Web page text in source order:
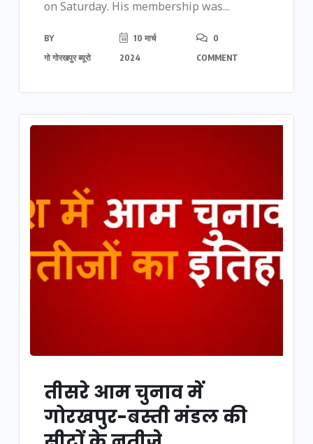
on Saturday. His membership was...
BY
गो गोरखपुर ब्यूरो
10 मार्च
2024
0
COMMENT
तीसरे आम चुनाव में
गोरखपुर-बस्ती मंडल की